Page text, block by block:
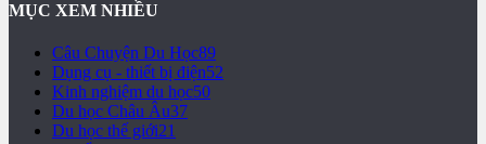
MỤC XEM NHIỀU
Câu Chuyện Du Học89
Dụng cụ - thiết bị điện52
Kinh nghiệm du học50
Du học Châu Âu37
Du học thế giới21